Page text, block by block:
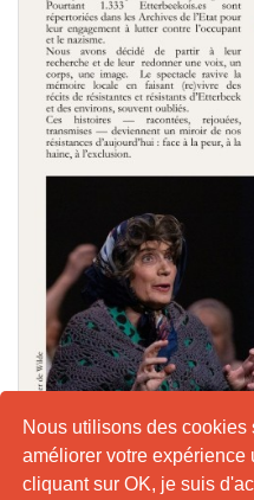
Nous utilisons des cookies
améliorer votre expérience
cliquant sur OK, je suis